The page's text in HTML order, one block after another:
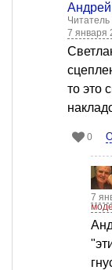
Читатель
7 января
то это
0
7